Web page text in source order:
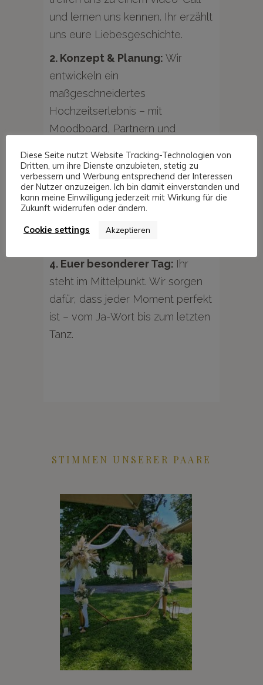
und lernen uns kennen. Ihr erzählt
uns eure Liebesgeschichte.
2. Konzept & Planung: Wir
entwickeln ein
maßgeschneidertes
Hochzeitserlebnis – mit
Moodboard, Partnern und
3. Umsetzung & Koordination:
Wir sichern Termine, übernehmen
Briefings und warten im
4. Euer besonderer Tag: Ihr
steht im Mittelpunkt. Wir sorgen
dafür, dass jeder Moment perfekt
ist – vom Ja-Wort bis zum letzten
Tanz.
STIMMEN UNSERER PAARE
Diese Seite nutzt Website Tracking-Technologien von
Dritten, um ihre Dienste anzubieten, stetig zu
verbessern und Werbung entsprechend der Interessen
der Nutzer anzuzeigen. Ich bin damit einverstanden und
kann meine Einwilligung jederzeit mit Wirkung für die
Zukunft widerrufen oder ändern.
Cookie settings
Akzeptieren